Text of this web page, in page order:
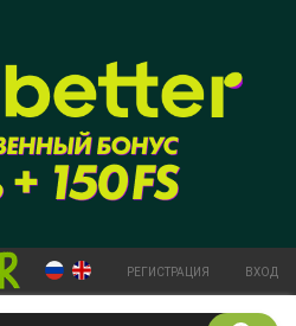
РЕГИСТРАЦИЯ ВХОД